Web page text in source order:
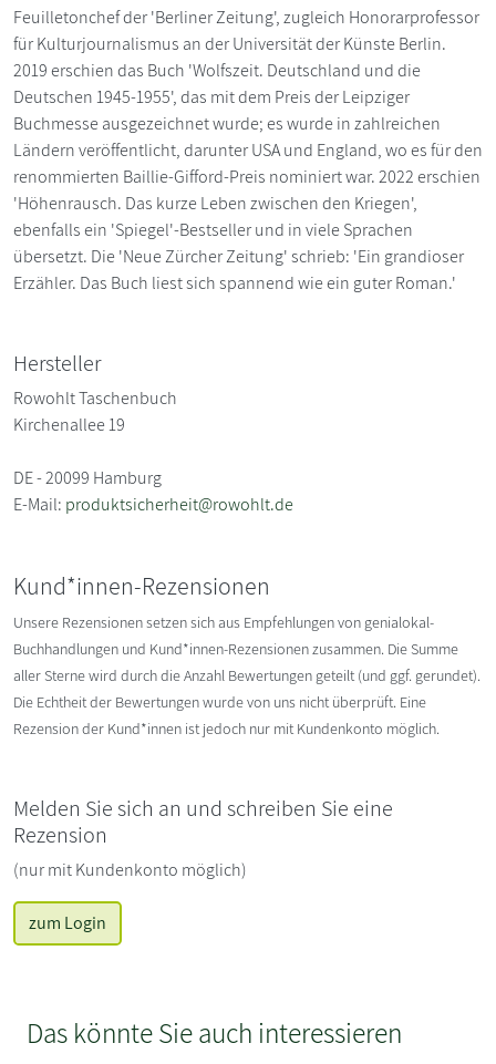
Feuilletonchef der 'Berliner Zeitung', zugleich Honorarprofessor
für Kulturjournalismus an der Universität der Künste Berlin.
2019 erschien das Buch 'Wolfszeit. Deutschland und die
Deutschen 1945-1955', das mit dem Preis der Leipziger
Buchmesse ausgezeichnet wurde; es wurde in zahlreichen
Ländern veröffentlicht, darunter USA und England, wo es für den
renommierten Baillie-Gifford-Preis nominiert war. 2022 erschien
'Höhenrausch. Das kurze Leben zwischen den Kriegen',
ebenfalls ein 'Spiegel'-Bestseller und in viele Sprachen
übersetzt. Die 'Neue Zürcher Zeitung' schrieb: 'Ein grandioser
Erzähler. Das Buch liest sich spannend wie ein guter Roman.'
Hersteller
Rowohlt Taschenbuch
Kirchenallee 19
DE - 20099 Hamburg
E-Mail: produktsicherheit@rowohlt.de
Kund*innen-Rezensionen
Unsere Rezensionen setzen sich aus Empfehlungen von genialokal-
Buchhandlungen und Kund*innen-Rezensionen zusammen. Die Summe
aller Sterne wird durch die Anzahl Bewertungen geteilt (und ggf. gerundet).
Die Echtheit der Bewertungen wurde von uns nicht überprüft. Eine
Rezension der Kund*innen ist jedoch nur mit Kundenkonto möglich.
Melden Sie sich an und schreiben Sie eine
Rezension
(nur mit Kundenkonto möglich)
zum Login
Das könnte Sie auch interessieren